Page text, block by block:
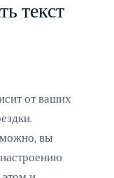
текст
от ваших
вы